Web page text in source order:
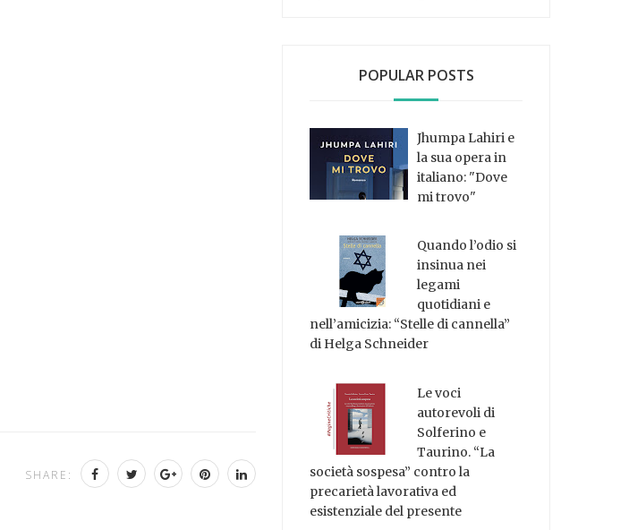
SHARE:
POPULAR POSTS
Jhumpa Lahiri e
la sua opera in
italiano: "Dove
mi trovo"
Quando l’odio si
insinua nei
legami
quotidiani e
nell’amicizia: “Stelle di cannella”
di Helga Schneider
Le voci
autorevoli di
Solferino e
Taurino. “La
società sospesa” contro la
precarietà lavorativa ed
esistenziale del presente